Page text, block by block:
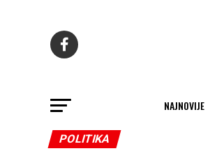
NAJNOVIJE
POLITIKA